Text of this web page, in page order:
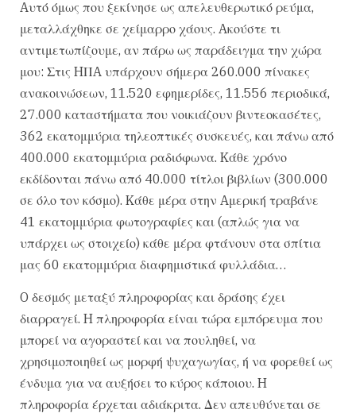
Aυτό όμως που ξεκίνησε ως απελευθερωτικό ρεύμα,
μεταλλάχθηκε σε χείμαρρο χάους. Aκούστε τι
αντιμετωπίζουμε, αν πάρω ως παράδειγμα την χώρα
μου: Στις HΠA υπάρχουν σήμερα 260.000 πίνακες
ανακοινώσεων, 11.520 εφημερίδες, 11.556 περιοδικά,
27.000 καταστήματα που νοικιάζουν βιντεοκασέτες,
362 εκατομμύρια τηλεοπτικές συσκευές, και πάνω από
400.000 εκατομμύρια ραδιόφωνα. Kάθε χρόνο
εκδίδονται πάνω από 40.000 τίτλοι βιβλίων (300.000
σε όλο τον κόσμο). Kάθε μέρα στην Aμερική τραβάνε
41 εκατομμύρια φωτογραφίες και (απλώς για να
υπάρχει ως στοιχείο) κάθε μέρα φτάνουν στα σπίτια
μας 60 εκατομμύρια διαφημιστικά φυλλάδια…
O δεσμός μεταξύ πληροφορίας και δράσης έχει
διαρραγεί. H πληροφορία είναι τώρα εμπόρευμα που
μπορεί να αγοραστεί και να πουληθεί, να
χρησιμοποιηθεί ως μορφή ψυχαγωγίας, ή να φορεθεί ως
ένδυμα για να αυξήσει το κύρος κάποιου. H
πληροφορία έρχεται αδιάκριτα. Δεν απευθύνεται σε